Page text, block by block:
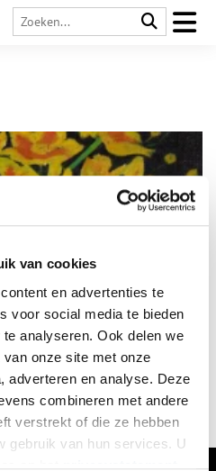
van cookies
en advertenties te
voor social media te bieden
analyseren. Ook delen we
onze site met onze
adverteren en analyse. Deze
combineren met andere
verstrekt of die ze hebben
gebruik van hun services. U
de collectie van Singer Laren
genre kent een lange
rond 1870 een grote
bijna encyclopedische
in felle kleuren met
door modernisten zoals Leo